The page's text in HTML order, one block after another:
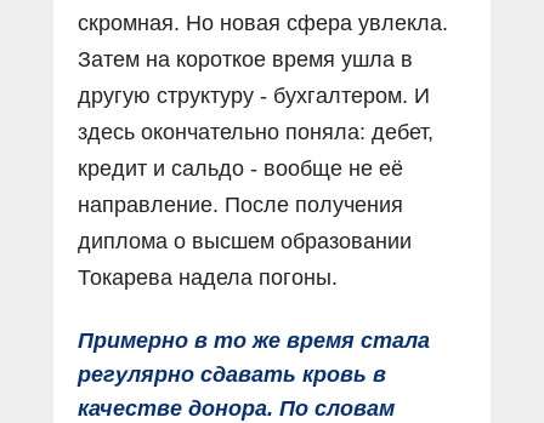
скромная. Но новая сфера увлекла.
Затем на короткое время ушла в
другую структуру - бухгалтером. И
здесь окончательно поняла: дебет,
кредит и сальдо - вообще не её
направление. После получения
диплома о высшем образовании
Токарева надела погоны.
Примерно в то же время стала
регулярно сдавать кровь в
качестве донора. По словам